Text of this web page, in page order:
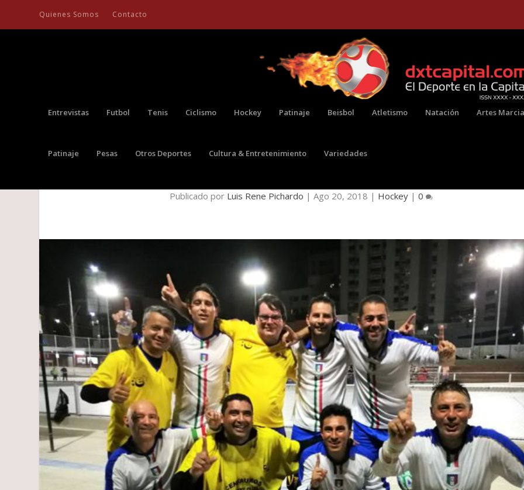
Quienes Somos Contacto
Entrevistas Futbol Tenis Ciclismo Hockey Patinaje Beisbol Atletismo Natación Artes
Patinaje Pesas Otros Deportes Cultura & Entretenimiento Variedades
Publicado por Luis Rene Pichardo | Ago 20, 2018 | Hockey| 0